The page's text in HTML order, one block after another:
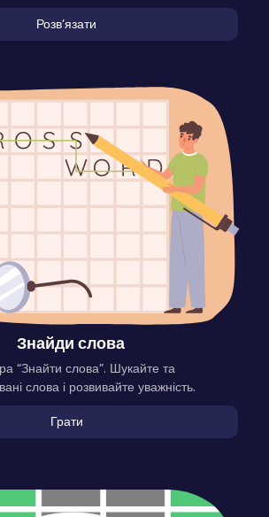
Розвʼязати
Знайди слова
“Знайти слова”. Шукайте та
слова і розвивайте уважність.
Грати